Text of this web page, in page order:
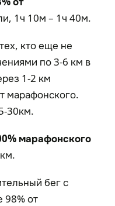
1ч 10м – 1ч 40м.
кто еще не
по 3-6 км в
1-2 км
марафонского.
30км.
марафонского
бег с
98% от